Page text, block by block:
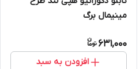
مینیمال برگ
631,000
افزودن به سبد